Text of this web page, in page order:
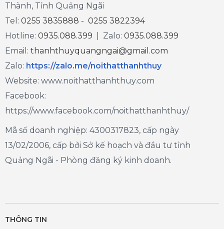
Thành, Tỉnh Quảng Ngãi
Tel: 0255 3835888 - 0255 3822394
Hotline: 0935.088.399 | Zalo: 0935.088.399
Email: thanhthuyquangngai@gmail.com
Zalo: https://zalo.me/noithatthanhthuy
Website: www.noithatthanhthuy.com
Facebook:
https://www.facebook.com/noithatthanhthuy/
Mã số doanh nghiệp: 4300317823, cấp ngày
13/02/2006, cấp bởi Sở kế hoạch và đầu tư tỉnh
Quảng Ngãi - Phòng đăng ký kinh doanh.
THÔNG TIN